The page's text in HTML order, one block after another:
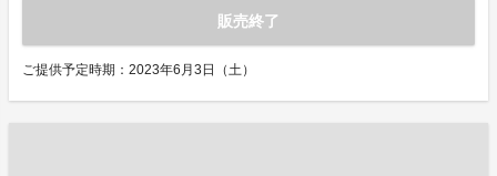
販売終了
ご提供予定時期：2023年6月3日（土）